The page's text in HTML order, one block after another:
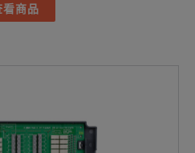
看商品